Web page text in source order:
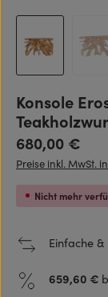
Konsole
Regulärer Preis:
680,00 €
Preise inkl. MwSt.
Nicht mehr
Einfache &
659,60 €